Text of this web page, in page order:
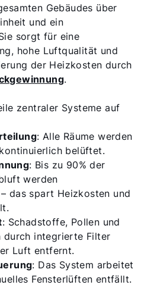
Gebäudes über
und ein
sorgt für eine
hohe Luftqualität und
der Heizkosten durch
.
zentraler Systeme auf
: Alle Räume werden
belüftet.
: Bis zu 90% der
werden
das spart Heizkosten und
: Schadstoffe, Pollen und
durch integrierte Filter
Luft entfernt.
: Das System arbeitet
Fensterlüften entfällt.